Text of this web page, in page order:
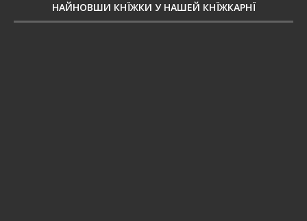
НАЙНОВШИ КНЇЖКИ У НАШЕЙ КНЇЖКАРНЇ